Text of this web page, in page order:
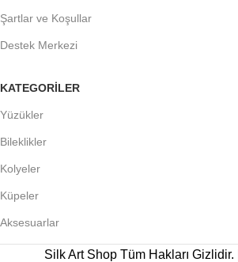
Şartlar ve Koşullar
Destek Merkezi
KATEGORİLER
Yüzükler
Bileklikler
Kolyeler
Küpeler
Aksesuarlar
Silk Art Shop Tüm Hakları Gizlidir. |